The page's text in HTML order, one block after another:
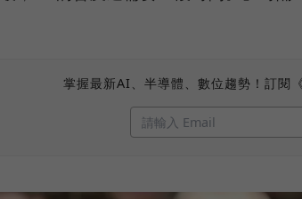
掌握最新AI、半導體、數位趨勢！訂閱